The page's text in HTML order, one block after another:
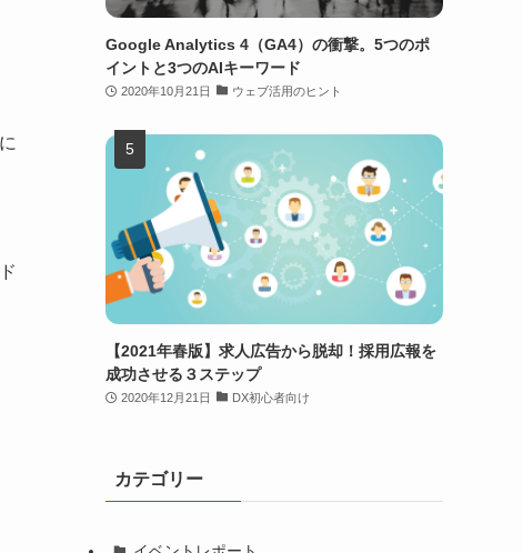
Google Analytics 4（GA4）の衝撃。5つのポ
イントと3つのAIキーワード
2020年10月21日 ウェブ活用のヒント
【2021年春版】求人広告から脱却！採用広報を
成功させる３ステップ
2020年12月21日 DX初心者向け
カテゴリー